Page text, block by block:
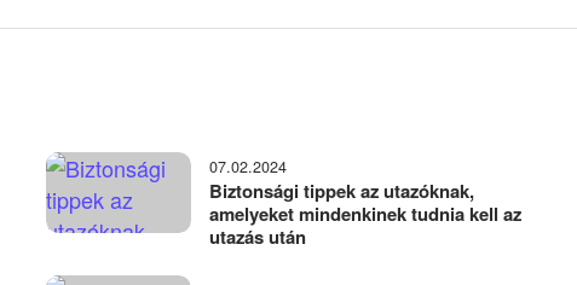
07.02.2024
Biztonsági tippek az utazóknak,
amelyeket mindenkinek tudnia kell az
utazás után